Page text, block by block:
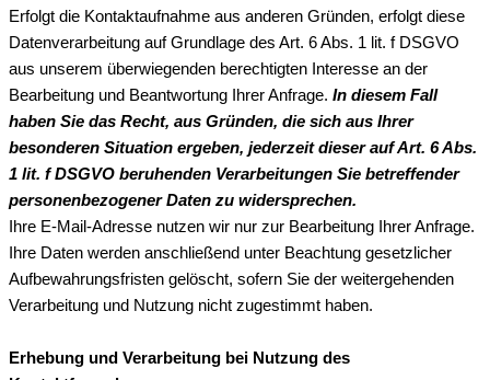
Erfolgt die Kontaktaufnahme aus anderen Gründen, erfolgt diese
Datenverarbeitung auf Grundlage des Art. 6 Abs. 1 lit. f DSGVO
aus unserem überwiegenden berechtigten Interesse an der
Bearbeitung und Beantwortung Ihrer Anfrage. In diesem Fall
haben Sie das Recht, aus Gründen, die sich aus Ihrer
besonderen Situation ergeben, jederzeit dieser auf Art. 6 Abs.
1 lit. f DSGVO beruhenden Verarbeitungen Sie betreffender
personenbezogener Daten zu widersprechen.
Ihre E-Mail-Adresse nutzen wir nur zur Bearbeitung Ihrer Anfrage.
Ihre Daten werden anschließend unter Beachtung gesetzlicher
Aufbewahrungsfristen gelöscht, sofern Sie der weitergehenden
Verarbeitung und Nutzung nicht zugestimmt haben.
Erhebung und Verarbeitung bei Nutzung des